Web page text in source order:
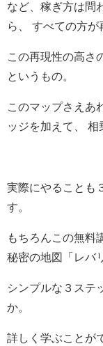
など、稼ぎ方は問
ら、 すべての方が
この再現性の高さ
というもの。
このマップさえあ
ッジを加えて、 相
実際にやることも
す。
もちろんこの無料
秘密の地図「レバ
シンプルな３ステ
か。
詳しく学ぶことが